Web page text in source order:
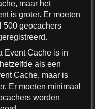
maar het
is groter. Er moeten
500 geocachers
Event Cache is in
als een
Cache, maar is
Er moeten minimaal
worden